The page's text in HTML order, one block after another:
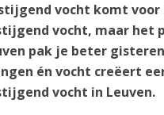
vocht komt voor
vocht, maar het
pak je beter
én vocht creëert
vocht in Leuven.